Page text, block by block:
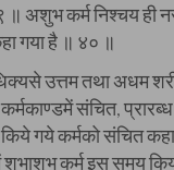
अशुभ कर्म निश्चय ही
गया है ॥ ४० ॥
उत्तम तथा अधम
संचित,
गये कर्मको संचित
कर्म इस समय